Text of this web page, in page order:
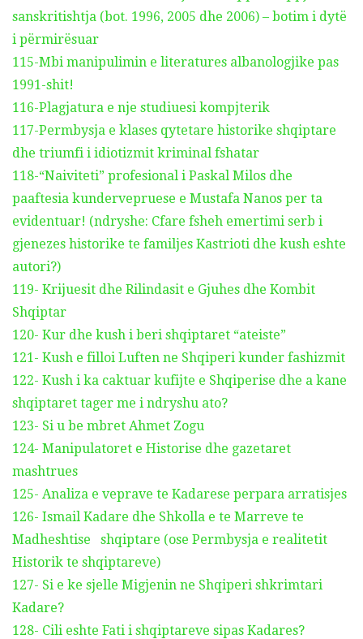
sanskritishtja (bot. 1996, 2005 dhe 2006) – botim i dytë
i përmirësuar
115-Mbi manipulimin e literatures albanologjike pas
1991-shit!
116-Plagjatura e nje studiuesi kompjterik
117-Permbysja e klases qytetare historike shqiptare
dhe triumfi i idiotizmit kriminal fshatar
118-“Naiviteti” profesional i Paskal Milos dhe
paaftesia kundervepruese e Mustafa Nanos per ta
evidentuar! (ndryshe: Cfare fsheh emertimi serb i
gjenezes historike te familjes Kastrioti dhe kush eshte
autori?)
119- Krijuesit dhe Rilindasit e Gjuhes dhe Kombit
Shqiptar
120- Kur dhe kush i beri shqiptaret “ateiste”
121- Kush e filloi Luften ne Shqiperi kunder fashizmit
122- Kush i ka caktuar kufijte e Shqiperise dhe a kane
shqiptaret tager me i ndryshu ato?
123- Si u be mbret Ahmet Zogu
124- Manipulatoret e Historise dhe gazetaret
mashtrues
125- Analiza e veprave te Kadarese perpara arratisjes
126- Ismail Kadare dhe Shkolla e te Marreve te
Madheshtise shqiptare (ose Permbysja e realitetit
Historik te shqiptareve)
127- Si e ke sjelle Migjenin ne Shqiperi shkrimtari
Kadare?
128- Cili eshte Fati i shqiptareve sipas Kadares?